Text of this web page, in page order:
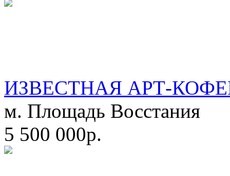
ИЗВЕСТНАЯ АРТ-
м. Площадь Восстания
5 500 000р.